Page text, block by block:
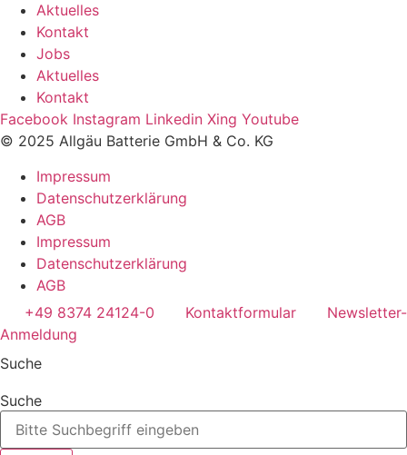
Aktuelles
Kontakt
Jobs
Aktuelles
Kontakt
Facebook Instagram Linkedin Xing Youtube
© 2025 Allgäu Batterie GmbH & Co. KG
Impressum
Datenschutzerklärung
AGB
Impressum
Datenschutzerklärung
AGB
+49 8374 24124-0
Kontaktformular
Newsletter-
Anmeldung
Suche
Suche